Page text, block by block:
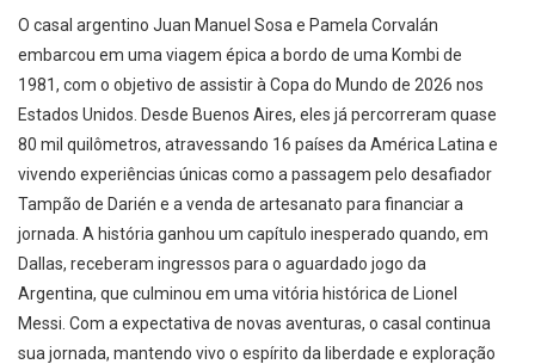
O casal argentino Juan Manuel Sosa e Pamela Corvalán
embarcou em uma viagem épica a bordo de uma Kombi de
1981, com o objetivo de assistir à Copa do Mundo de 2026 nos
Estados Unidos. Desde Buenos Aires, eles já percorreram quase
80 mil quilômetros, atravessando 16 países da América Latina e
vivendo experiências únicas como a passagem pelo desafiador
Tampão de Darién e a venda de artesanato para financiar a
jornada. A história ganhou um capítulo inesperado quando, em
Dallas, receberam ingressos para o aguardado jogo da
Argentina, que culminou em uma vitória histórica de Lionel
Messi. Com a expectativa de novas aventuras, o casal continua
sua jornada, mantendo vivo o espírito da liberdade e exploração